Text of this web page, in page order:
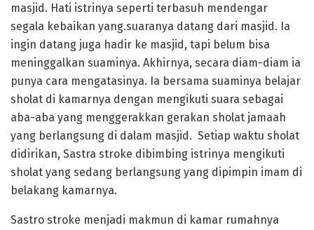
masjid. Hati istrinya seperti terbasuh mendengar
segala kebaikan yang.suaranya datang dari masjid. Ia
ingin datang juga hadir ke masjid, tapi belum bisa
meninggalkan suaminya. Akhirnya, secara diam-diam ia
punya cara mengatasinya. Ia bersama suaminya belajar
sholat di kamarnya dengan mengikuti suara sebagai
aba-aba yang menggerakkan gerakan sholat jamaah
yang berlangsung di dalam masjid. Setiap waktu sholat
didirikan, Sastra stroke dibimbing istrinya mengikuti
sholat yang sedang berlangsung yang dipimpin imam di
belakang kamarnya.
Sastro stroke menjadi makmun di kamar rumahnya